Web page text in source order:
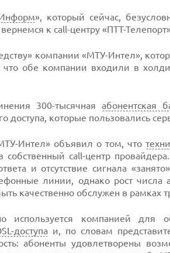
», который сейчас,
к call-центру «ПТТ-
компании «МТУ-Интел»,
обе компании входили в
300-тысячная абонентская
доступа, которые пользовались
Интел» объявил о том, что
собственный call-центр
и отсутствие сигнала
линии, однако рост
качественно обслужен в рамках
используется компанией для
доступа и, по словам
абоненты удовлетворены